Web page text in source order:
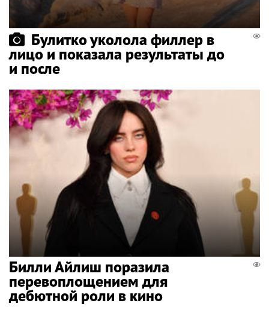
Булитко уколола филлер в
лицо и показала результаты до
и после
Билли Айлиш поразила
перевоплощением для
дебютной роли в кино